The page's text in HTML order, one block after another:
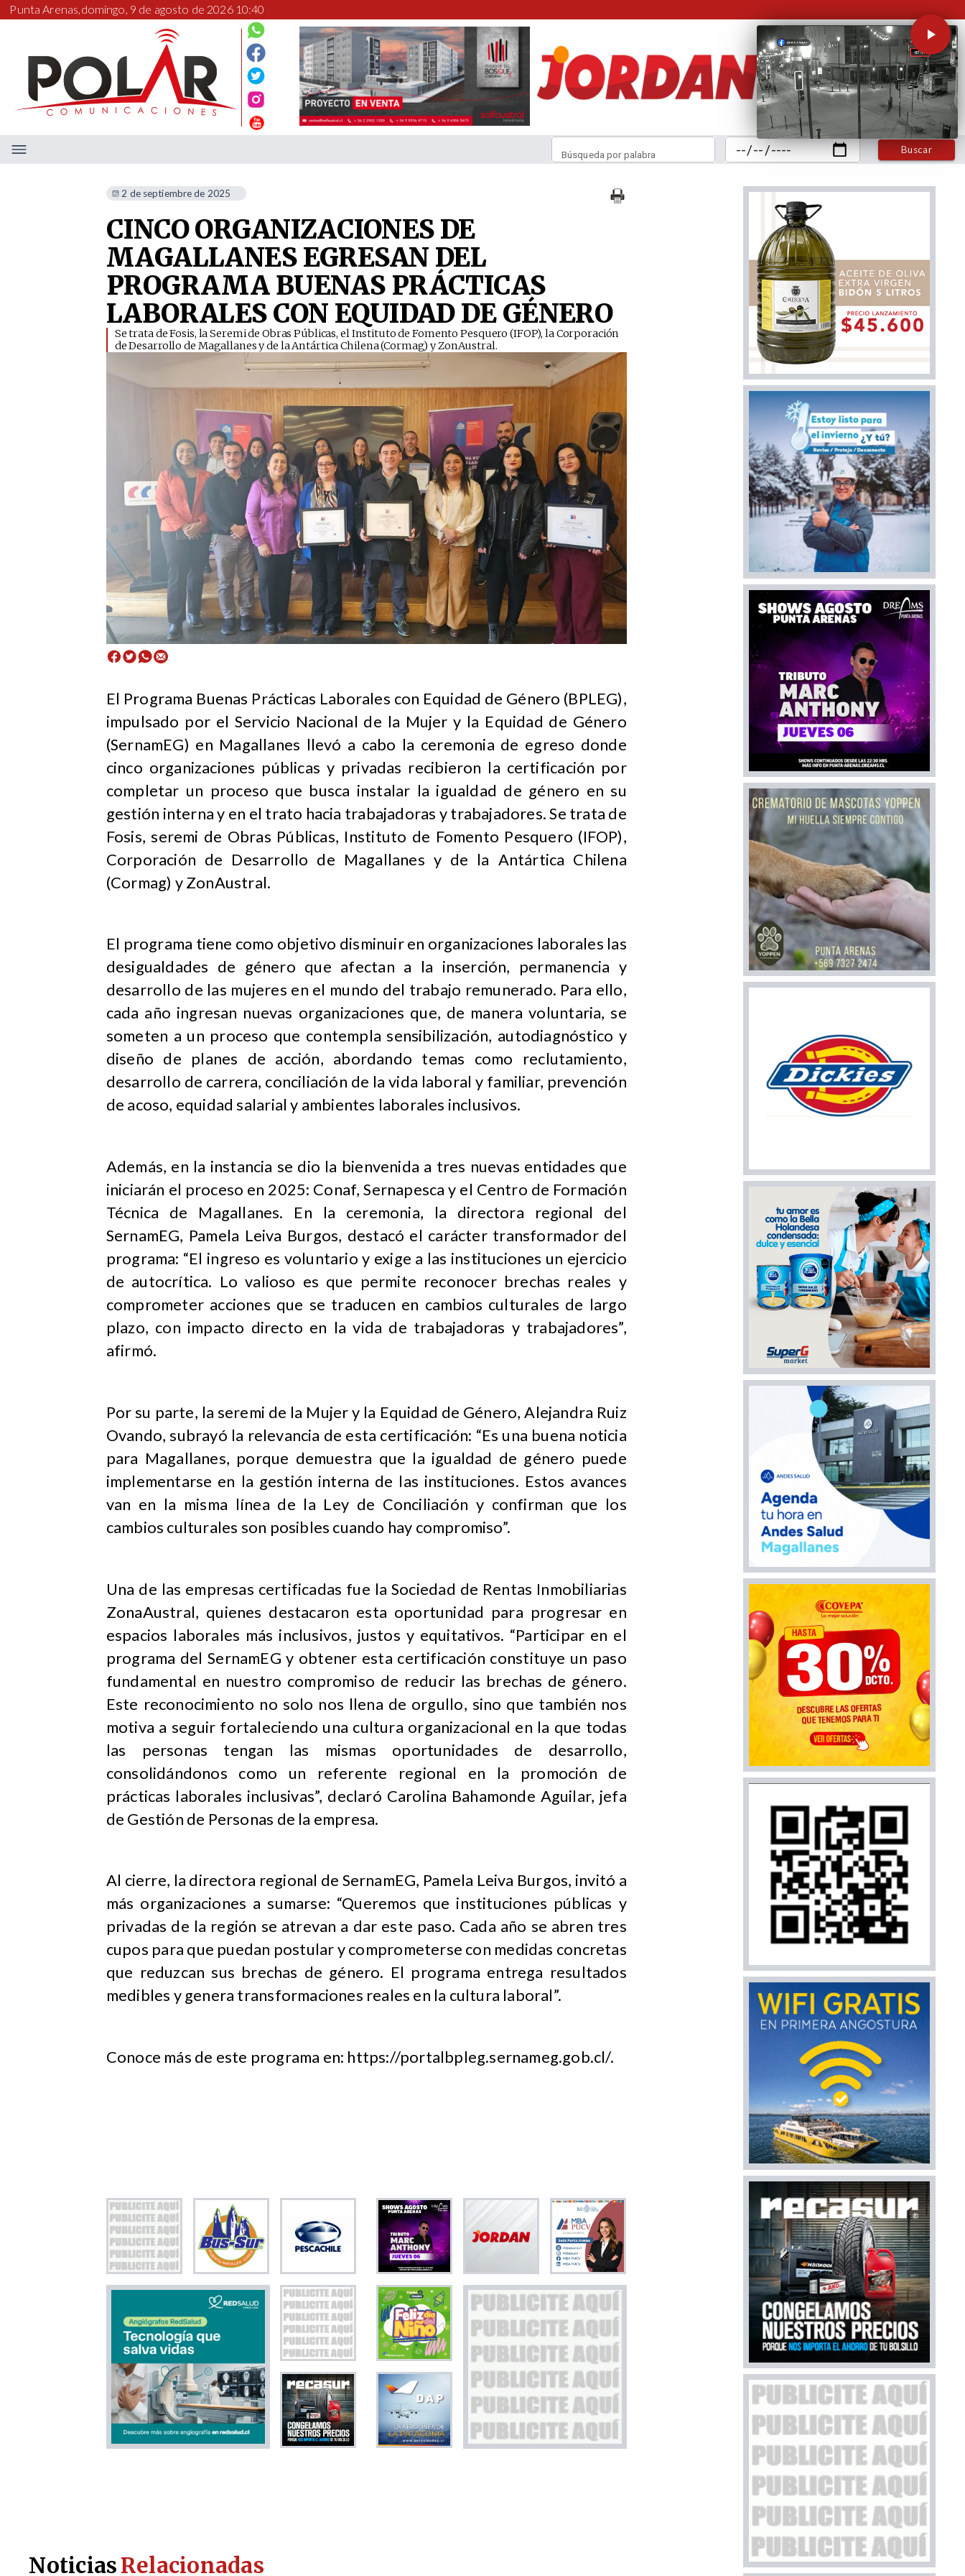
Punta Arenas,domingo, 9 de agosto de 2026 10:40
Buscar
Búsqueda por palabra
2 de septiembre de 2025
CINCO ORGANIZACIONES DE
MAGALLANES EGRESAN DEL
PROGRAMA BUENAS PRÁCTICAS
LABORALES CON EQUIDAD DE GÉNERO
​Se trata de Fosis, la Seremi de Obras Públicas, el Instituto de Fomento Pesquero (IFOP), la Corporación
de Desarrollo de Magallanes y de la Antártica Chilena (Cormag) y ZonAustral.
​El Programa Buenas Prácticas Laborales con Equidad de Género (BPLEG),
impulsado por el Servicio Nacional de la Mujer y la Equidad de Género
(SernamEG) en Magallanes llevó a cabo la ceremonia de egreso donde
cinco organizaciones públicas y privadas recibieron la certificación por
completar un proceso que busca instalar la igualdad de género en su
gestión interna y en el trato hacia trabajadoras y trabajadores. Se trata de
Fosis, seremi de Obras Públicas, Instituto de Fomento Pesquero (IFOP),
Corporación de Desarrollo de Magallanes y de la Antártica Chilena
(Cormag) y ZonAustral.
El programa tiene como objetivo disminuir en organizaciones laborales las
desigualdades de género que afectan a la inserción, permanencia y
desarrollo de las mujeres en el mundo del trabajo remunerado. Para ello,
cada año ingresan nuevas organizaciones que, de manera voluntaria, se
someten a un proceso que contempla sensibilización, autodiagnóstico y
diseño de planes de acción, abordando temas como reclutamiento,
desarrollo de carrera, conciliación de la vida laboral y familiar, prevención
de acoso, equidad salarial y ambientes laborales inclusivos.
Además, en la instancia se dio la bienvenida a tres nuevas entidades que
iniciarán el proceso en 2025: Conaf, Sernapesca y el Centro de Formación
Técnica de Magallanes. En la ceremonia, la directora regional del
SernamEG, Pamela Leiva Burgos, destacó el carácter transformador del
programa: “El ingreso es voluntario y exige a las instituciones un ejercicio
de autocrítica. Lo valioso es que permite reconocer brechas reales y
comprometer acciones que se traducen en cambios culturales de largo
plazo, con impacto directo en la vida de trabajadoras y trabajadores”,
afirmó.
Por su parte, la seremi de la Mujer y la Equidad de Género, Alejandra Ruiz
Ovando, subrayó la relevancia de esta certificación: “Es una buena noticia
para Magallanes, porque demuestra que la igualdad de género puede
implementarse en la gestión interna de las instituciones. Estos avances
van en la misma línea de la Ley de Conciliación y confirman que los
cambios culturales son posibles cuando hay compromiso”.
Una de las empresas certificadas fue la Sociedad de Rentas Inmobiliarias
ZonaAustral, quienes destacaron esta oportunidad para progresar en
espacios laborales más inclusivos, justos y equitativos. “Participar en el
programa del SernamEG y obtener esta certificación constituye un paso
fundamental en nuestro compromiso de reducir las brechas de género.
Este reconocimiento no solo nos llena de orgullo, sino que también nos
motiva a seguir fortaleciendo una cultura organizacional en la que todas
las personas tengan las mismas oportunidades de desarrollo,
consolidándonos como un referente regional en la promoción de
prácticas laborales inclusivas”, declaró Carolina Bahamonde Aguilar, jefa
de Gestión de Personas de la empresa.
Al cierre, la directora regional de SernamEG, Pamela Leiva Burgos, invitó a
más organizaciones a sumarse: “Queremos que instituciones públicas y
privadas de la región se atrevan a dar este paso. Cada año se abren tres
cupos para que puedan postular y comprometerse con medidas concretas
que reduzcan sus brechas de género. El programa entrega resultados
medibles y genera transformaciones reales en la cultura laboral”.
Conoce más de este programa en: https://portalbpleg.sernameg.gob.cl/.
NoticiasRelacionadas